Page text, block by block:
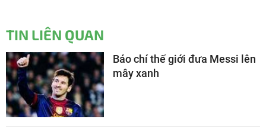
TIN LIÊN QUAN
Báo chí thế giới đưa Messi lên
mây xanh